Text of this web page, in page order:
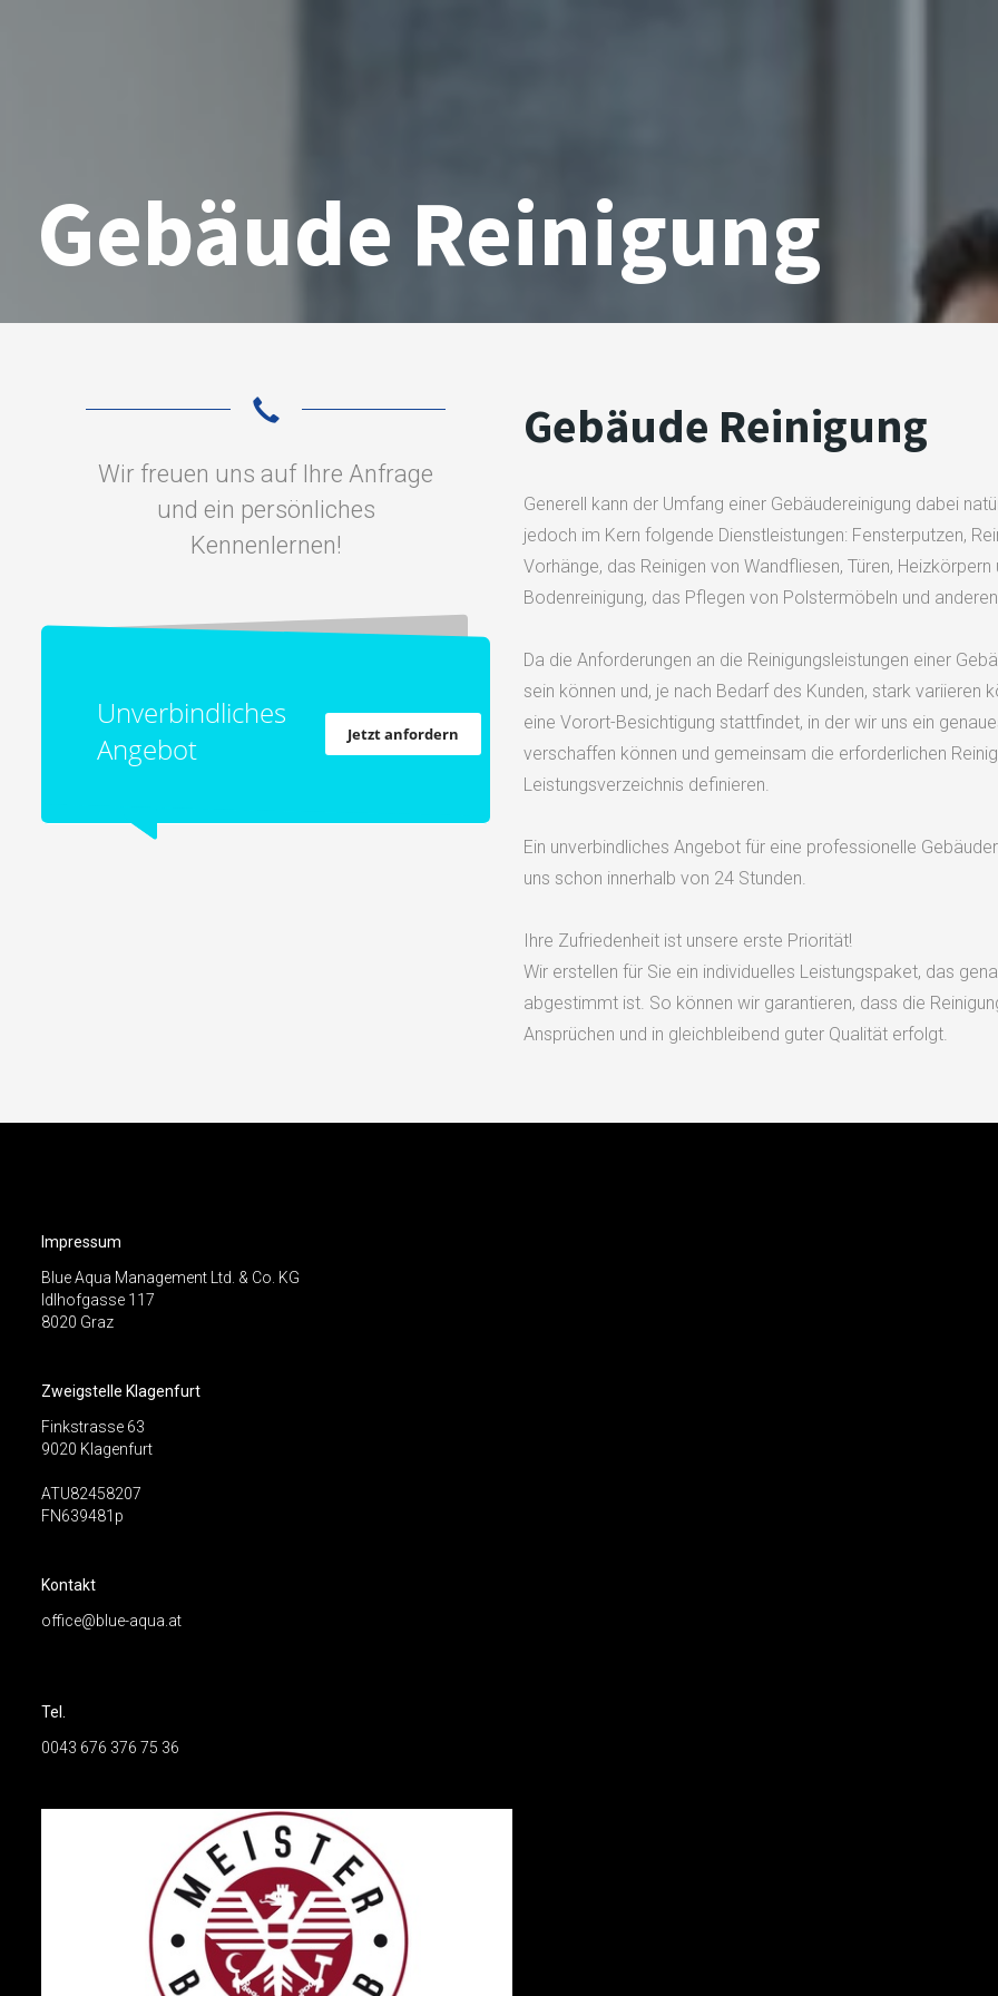
Gebäude Reinigung
Wir freuen uns auf Ihre Anfrage
und ein persönliches
Kennenlernen!
Unverbindliches
Angebot
Jetzt anfordern
Gebäude Reinigung
Generell kann der Umfang einer Gebäudereinigung dabei
jedoch im Kern folgende Dienstleistungen: Fensterputzen,
Vorhänge, das Reinigen von Wandfliesen, Türen, Heizkörpern
Bodenreinigung, das Pflegen von Polstermöbeln und
Da die Anforderungen an die Reinigungsleistungen einer
sein können und, je nach Bedarf des Kunden, stark variieren
eine Vorort-Besichtigung stattfindet, in der wir uns ein
verschaffen können und gemeinsam die erforderlichen
Leistungsverzeichnis definieren.
Ein unverbindliches Angebot für eine professionelle
uns schon innerhalb von 24 Stunden.
Ihre Zufriedenheit ist unsere erste Priorität!
Wir erstellen für Sie ein individuelles Leistungspaket, das
abgestimmt ist. So können wir garantieren, dass die
Ansprüchen und in gleichbleibend guter Qualität erfolgt.
Impressum
Blue Aqua Management Ltd. & Co. KG
Idlhofgasse 117
8020 Graz
Zweigstelle Klagenfurt
Finkstrasse 63
9020 Klagenfurt
ATU82458207
FN639481p
Kontakt
office@blue-aqua.at
Tel.
0043 676 376 75 36